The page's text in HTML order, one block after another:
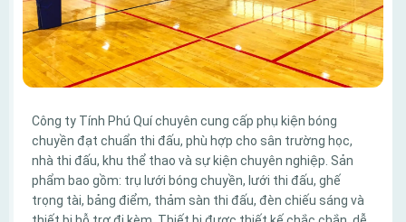
Công ty Tính Phú Quí chuyên cung cấp phụ kiện bóng
chuyền đạt chuẩn thi đấu, phù hợp cho sân trường học,
nhà thi đấu, khu thể thao và sự kiện chuyên nghiệp. Sản
phẩm bao gồm: trụ lưới bóng chuyền, lưới thi đấu, ghế
trọng tài, bảng điểm, thảm sàn thi đấu, đèn chiếu sáng và